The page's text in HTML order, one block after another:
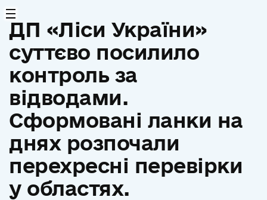
ДП «Ліси України»
суттєво посилило
контроль за
відводами.
Сформовані ланки на
днях розпочали
перехресні перевірки
у областях.